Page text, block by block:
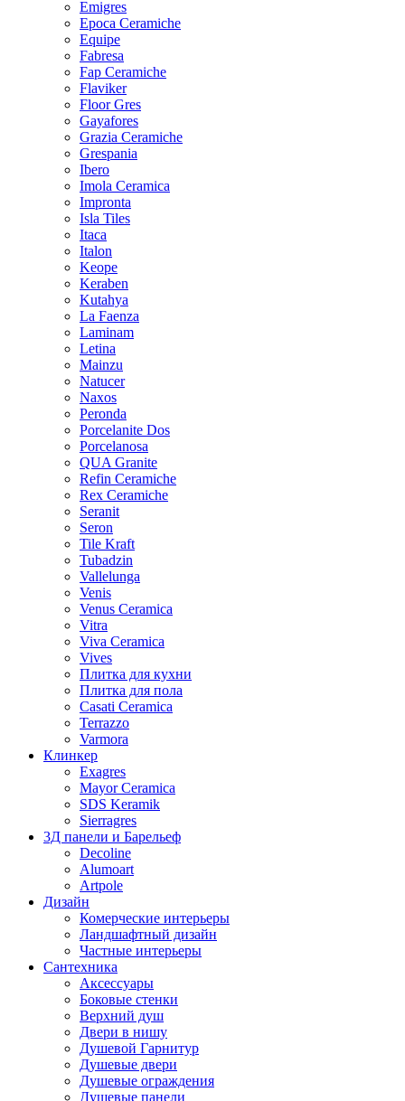
Emigres
Epoca Ceramiche
Equipe
Fabresa
Fap Ceramiche
Flaviker
Floor Gres
Gayafores
Grazia Ceramiche
Grespania
Ibero
Imola Ceramica
Impronta
Isla Tiles
Itaca
Italon
Keope
Keraben
Kutahya
La Faenza
Laminam
Letina
Mainzu
Natucer
Naxos
Peronda
Porcelanite Dos
Porcelanosa
QUA Granite
Refin Ceramiche
Rex Ceramiche
Seranit
Seron
Tile Kraft
Tubadzin
Vallelunga
Venis
Venus Ceramica
Vitra
Viva Ceramica
Vives
Плитка для кухни
Плитка для пола
Casati Ceramica
Terrazzo
Varmora
Клинкер
Exagres
Mayor Ceramica
SDS Keramik
Sierragres
3Д панели и Барельеф
Decoline
Alumoart
Artpole
Дизайн
Комерческие интерьеры
Ландшафтный дизайн
Частные интерьеры
Сантехника
Аксессуары
Боковые стенки
Верхний душ
Двери в нишу
Душевой Гарнитур
Душевые двери
Душевые ограждения
Душевые панели